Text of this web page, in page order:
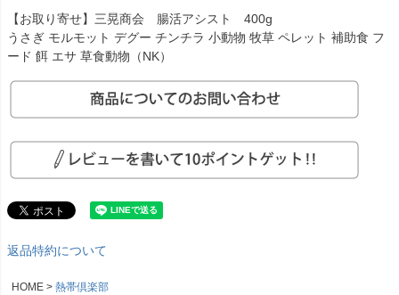
【お取り寄せ】三晃商会 腸活アシスト 400g
うさぎ モルモット デグー チンチラ 小動物 牧草 ペレット 補助食 フ
ード 餌 エサ 草食動物（NK）
返品特約について
HOME
熱帯倶楽部